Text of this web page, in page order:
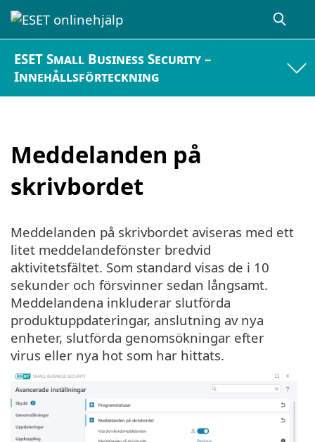
ESET Small Business Security –
Innehållsförteckning
Meddelanden på
skrivbordet
Meddelanden på skrivbordet aviseras med ett
litet meddelandefönster bredvid
aktivitetsfältet. Som standard visas de i 10
sekunder och försvinner sedan långsamt.
Meddelandena inkluderar slutförda
produktuppdateringar, anslutning av nya
enheter, slutförda genomsökningar efter
virus eller nya hot som har hittats.